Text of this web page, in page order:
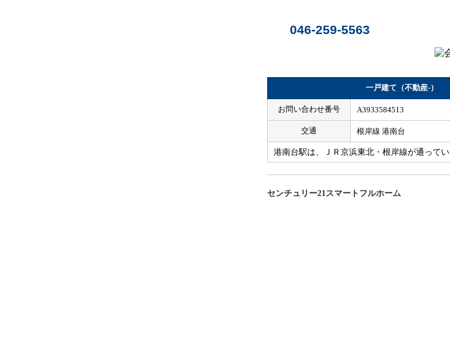
046-259-5563
一戸建て（不動産-）
お問い合わせ番号 A3933584513
交通 根岸線 港南台
港南台駅は、ＪＲ京浜東北・根岸線が通って
センチュリー21スマートフルホーム